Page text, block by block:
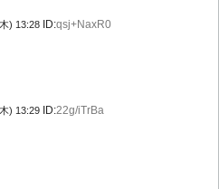
) 13:28 ID:qsj+NaxR0
) 13:29 ID:22g/iTrBa